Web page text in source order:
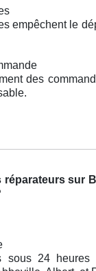
empêchent le
des
sur
sous 24